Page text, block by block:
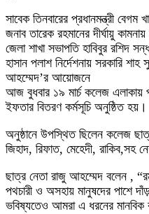
সাবেক তিনবারের প্রধানমন্ত্রী বেগম
জনাব তারেক রহমানের দীর্ঘায়ু
জেলা শাখা সভাপতি হাবিবুর রশিদ
হাসান পলাশ নির্দেশনায় সরকারি
আহম্মেদ’র আয়োজনে
আজ বুধবার ১৯ মার্চ কলেজ এলাকায়
ইফতার বিতরণ কর্মসূচি অনুষ্ঠিত হয়।
অনুষ্ঠানে উপস্থিত ছিলেন কলেজ
জিহাদ, রিফাত, মেহেদী, রাকিব,সহ
ছাত্র নেতা রাজু আহম্মেদ বলেন ,
পথচারী ও অসহায় মানুষদের পাশে
ভবিষ্যতেও আমরা এ ধরনের মানবিক